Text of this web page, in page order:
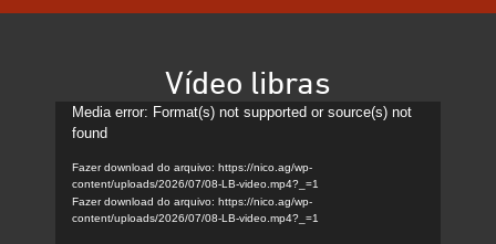
Vídeo libras
Tocador
de
vídeo
Media error: Format(s) not supported or source(s) not
found
Fazer download do arquivo: https://nico.ag/wp-
content/uploads/2026/07/08-LB-video.mp4?_=1
Fazer download do arquivo: https://nico.ag/wp-
content/uploads/2026/07/08-LB-video.mp4?_=1